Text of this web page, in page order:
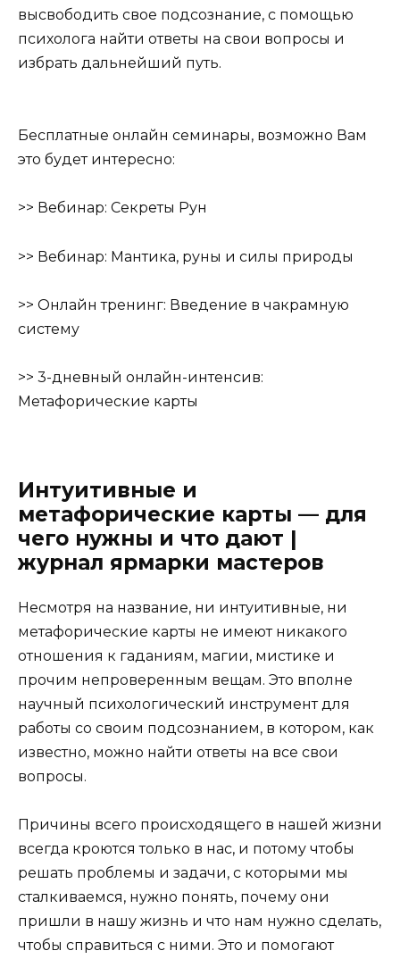
высвободить свое подсознание, с помощью
психолога найти ответы на свои вопросы и
избрать дальнейший путь.
Бесплатные онлайн семинары, возможно Вам
это будет интересно:
>> Вебинар: Секреты Рун
>> Вебинар: Мантика, руны и силы природы
>> Онлайн тренинг: Введение в чакрамную
систему
>> 3-дневный онлайн-интенсив:
Метафорические карты
Интуитивные и
метафорические карты — для
чего нужны и что дают |
журнал ярмарки мастеров
Несмотря на название, ни интуитивные, ни
метафорические карты не имеют никакого
отношения к гаданиям, магии, мистике и
прочим непроверенным вещам. Это вполне
научный психологический инструмент для
работы со своим подсознанием, в котором, как
известно, можно найти ответы на все свои
вопросы.
Причины всего происходящего в нашей жизни
всегда кроются только в нас, и потому чтобы
решать проблемы и задачи, с которыми мы
сталкиваемся, нужно понять, почему они
пришли в нашу жизнь и что нам нужно сделать,
чтобы справиться с ними. Это и помогают